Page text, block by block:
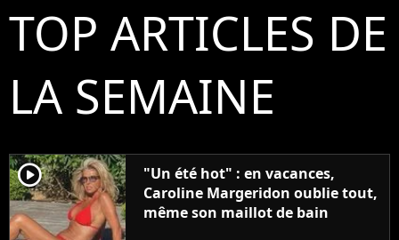
TOP ARTICLES DE
LA SEMAINE
player2
"Un été hot" : en vacances,
Caroline Margeridon oublie tout,
même son maillot de bain